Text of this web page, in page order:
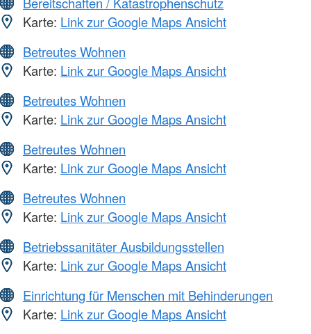
Karte: Link zur Google Maps Ansicht
Betreutes Wohnen
Karte: Link zur Google Maps Ansicht
Betreutes Wohnen
Karte: Link zur Google Maps Ansicht
Betreutes Wohnen
Karte: Link zur Google Maps Ansicht
Betreutes Wohnen
Karte: Link zur Google Maps Ansicht
Betriebssanitäter Ausbildungsstellen
Karte: Link zur Google Maps Ansicht
Einrichtung für Menschen mit Behinderungen
Karte: Link zur Google Maps Ansicht